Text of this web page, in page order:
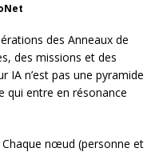
des Anneaux de
des missions et des
IA n’est pas une pyramide
qui entre en résonance
Chaque nœud (personne et